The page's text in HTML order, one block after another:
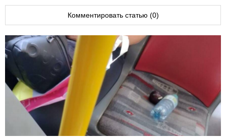
Комментировать статью (0)